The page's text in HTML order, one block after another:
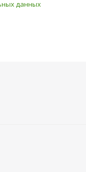
данных